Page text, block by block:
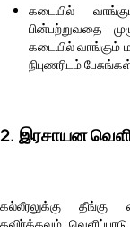
கடையில்
பின்பற்றுவதை
கடையில் வாங்கும்
நிபுணரிடம்
2. இரசாயன
கல்லீரலுக்கு தீங்கு